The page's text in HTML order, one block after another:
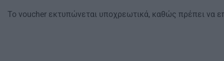
Το voucher εκτυπώνεται υποχρεωτικά, καθώς πρέπει να